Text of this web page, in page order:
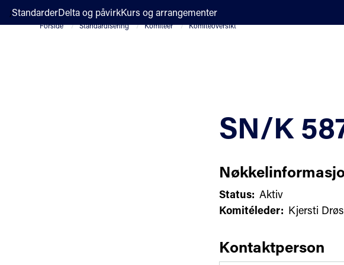
;StandarderDelta og påvirkKurs og arrangementer
Forside Standardisering Komiteer Komiteoversikt
SN/K
Status: Aktiv
Komitéleder: Kjersti
Kontaktperson